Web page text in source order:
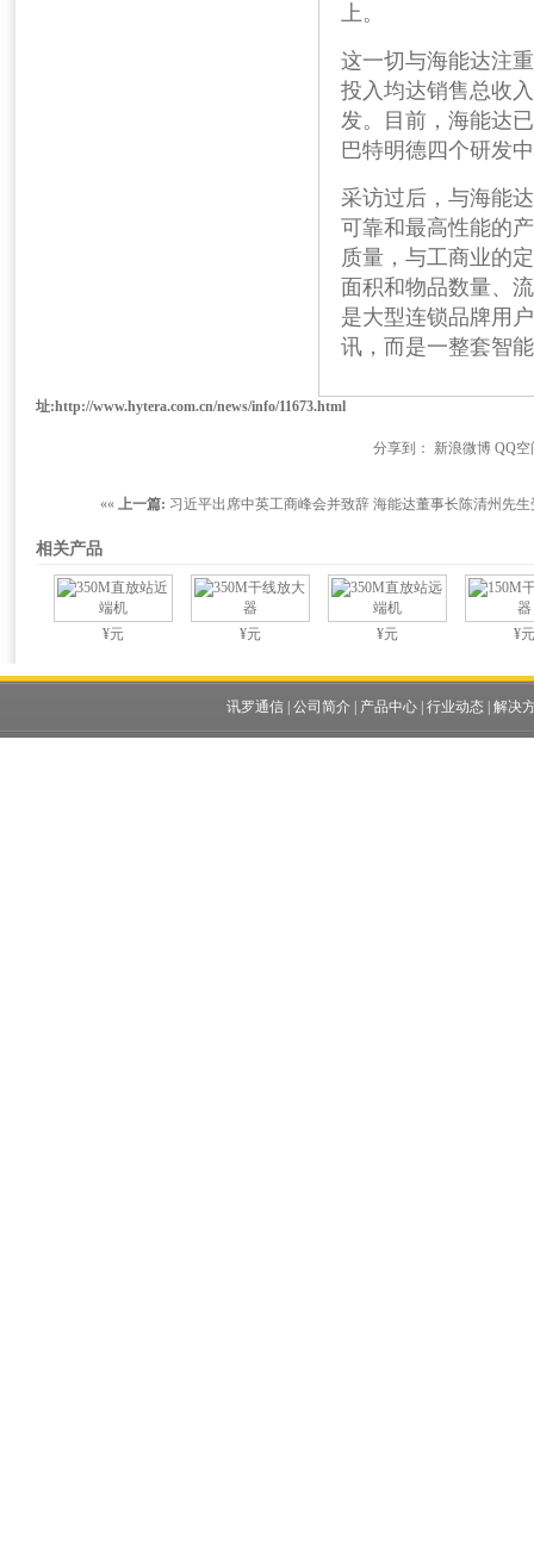
上。
这一切与海能达注
投入均达销售总收
发。目前，海能达
巴特明德四个研发
采访过后，与海能
可靠和最高性能的
质量，与工商业的
面积和物品数量、
是大型连锁品牌用
讯，而是一整套智
址:http://www.hytera.com.cn/news/info/11673.html
分享到： 新浪微博 QQ空
«« 上一篇: 习近平出席中英工商峰会并致辞 海能达董事长陈清州先
相关产品
¥元 ¥元 ¥元 ¥元
讯罗通信| 公司简介| 产品中心| 行业动态| 解决